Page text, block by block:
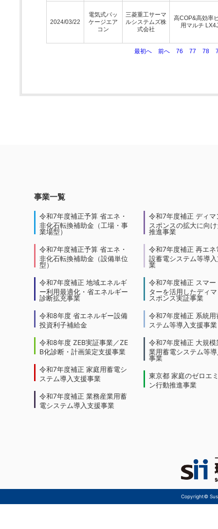
2024/03/22
電気式パッ
ケージエア
コン
三菱重工サーマ
ルシステムズ株
式会社
高COP&高効率
用マルチ
最初へ 前へ 76 77 78
事業一覧
令和7年度補正予算 省エネ・
非化石転換補助金（工場・事
業場型）
令和7年度補正予算 省エネ・
非化石転換補助金（設備単位
型）
令和7年度補正 地域エネルギ
ー利用最適化・省エネルギー
診断拡充事業
令和8年度 省エネルギー設備
投資利子補給金
令和8年度 ZEB実証事業／ZE
B化診断・計画策定支援事業
令和7年度補正 家庭用蓄電シ
ステム導入支援事業
令和7年度補正 業務産業用蓄
電システム導入支援事業
令和7年度補正 ディマ
スポンスの拡大に向
推進事業
令和7年度補正 再エネ
設蓄電システム等導
業
令和7年度補正 スマー
ターを活用したディ
スポンス実証事業
令和7年度補正 系統用
ステム等導入支援事業
令和7年度補正 大規模
業用蓄電システム等
事業
東京都 家庭のゼロエ
ン行動推進事業
Copyright©